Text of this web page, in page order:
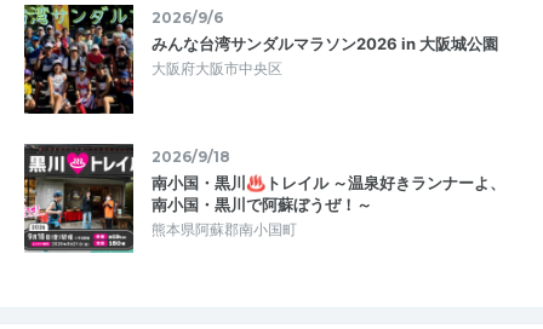
2026/9/6
みんな台湾サンダルマラソン2026 in 大阪城公園
大阪府大阪市中央区
2026/9/18
南小国・黒川♨トレイル ～温泉好きランナーよ、
南小国・黒川で阿蘇ぼうぜ！～
熊本県阿蘇郡南小国町